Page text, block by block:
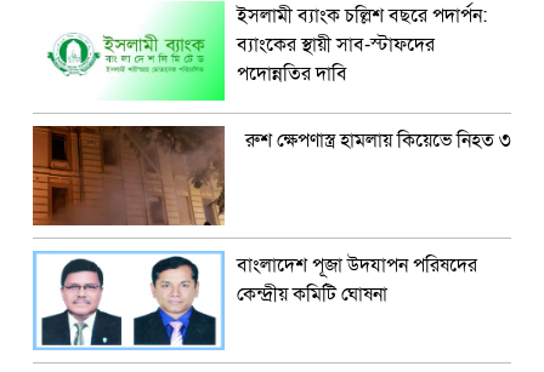
ইসলামী ব্যাংক চল্লিশ বছরে পদার্পন:
ব্যাংকের স্থায়ী সাব-স্টাফদের
পদোন্নতির দাবি
রুশ ক্ষেপণাস্ত্র হামলায় কিয়েভে নিহত ৩
বাংলাদেশ পূজা উদযাপন পরিষদের
কেন্দ্রীয় কমিটি ঘোষনা